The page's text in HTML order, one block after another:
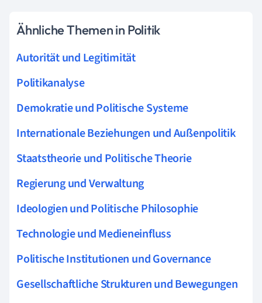
Ähnliche Themen in Politik
Autorität und Legitimität
Politikanalyse
Demokratie und Politische Systeme
Internationale Beziehungen und Außenpolitik
Staatstheorie und Politische Theorie
Regierung und Verwaltung
Ideologien und Politische Philosophie
Technologie und Medieneinfluss
Politische Institutionen und Governance
Gesellschaftliche Strukturen und Bewegungen